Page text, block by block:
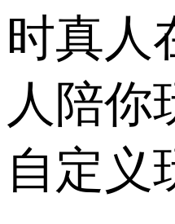
时真人
人陪你
自定义